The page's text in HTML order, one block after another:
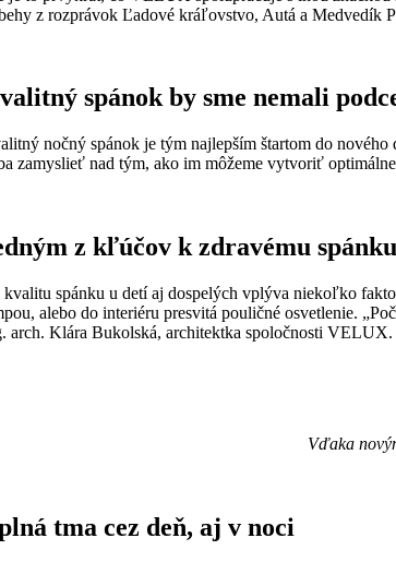
z rozprávok Ľadové kráľovstvo, Autá a Medvedík
spánok by sme nemali
nočný spánok je tým najlepším štartom do
zamyslieť nad tým, ako im môžeme vytvoriť
z kľúčov k zdravému
kvalitu spánku u detí aj dospelých vplýva niekoľko
alebo do interiéru presvitá pouličné osvetlenie.
arch. Klára Bukolská, architektka spoločnosti VELUX.
Vďaka
tma cez deň, aj v noci